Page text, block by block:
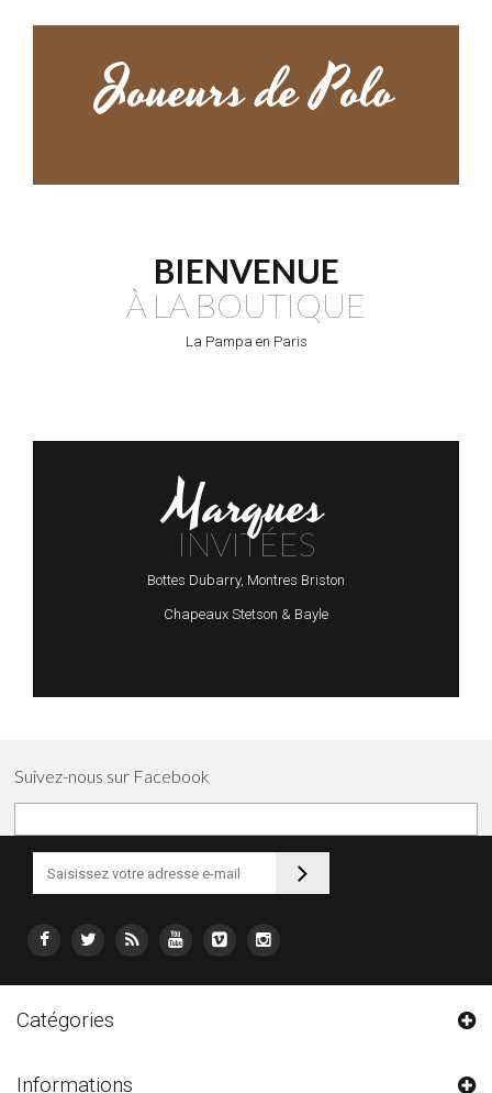
Joueurs de Polo
BIENVENUE
À LA BOUTIQUE
La Pampa en Paris
Marques
INVITÉES
Bottes Dubarry, Montres Briston
Chapeaux Stetson & Bayle
Suivez-nous sur Facebook
Catégories
Informations